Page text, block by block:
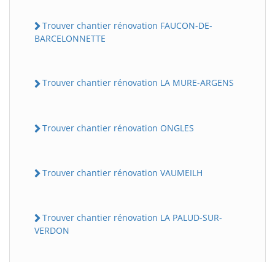
Trouver chantier rénovation FAUCON-DE-
BARCELONNETTE
Trouver chantier rénovation LA MURE-ARGENS
Trouver chantier rénovation ONGLES
Trouver chantier rénovation VAUMEILH
Trouver chantier rénovation LA PALUD-SUR-
VERDON